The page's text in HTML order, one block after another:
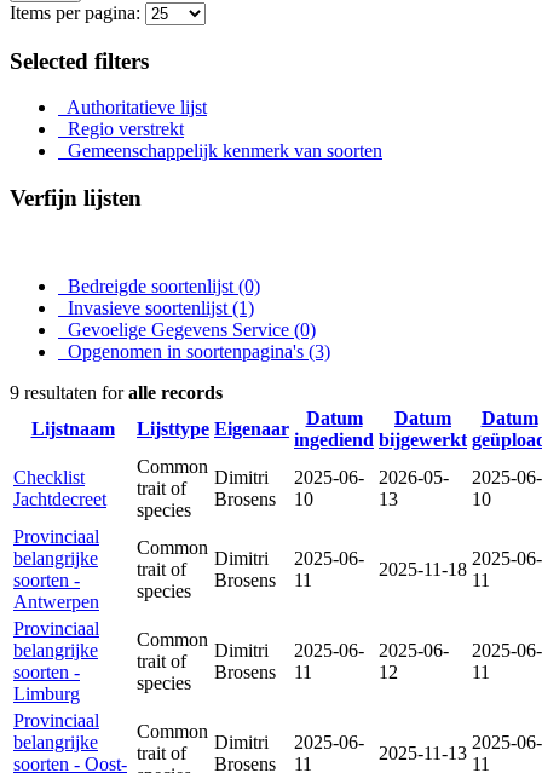
Items per pagina:
Selected filters
Authoritatieve lijst
Regio verstrekt
Gemeenschappelijk kenmerk van soorten
Verfijn lijsten
Bedreigde soortenlijst (0)
Invasieve soortenlijst (1)
Gevoelige Gegevens Service (0)
Opgenomen in soortenpagina's (3)
9 resultaten foralle records
Lijstnaam
Lijsttype Eigenaar
Datum
ingediend
Datum
bijgewerkt
Datum
Checklist
Jachtdecreet
Common
trait of
species
Dimitri
Brosens
2025-06-
10
2026-05-
13
2025-06-
10
Provinciaal
belangrijke
soorten -
Antwerpen
Common
trait of
species
Dimitri
Brosens
2025-06-
11
2025-11-18
2025-06-
11
Provinciaal
belangrijke
soorten -
Limburg
Common
trait of
species
Dimitri
Brosens
2025-06-
11
2025-06-
12
2025-06-
11
Provinciaal
belangrijke
soorten - Oost-
Common
trait of
Dimitri
Brosens
2025-06-
11
2025-11-13
2025-06-
11